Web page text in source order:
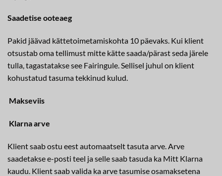
Saadetise ooteaeg
Pakid jäävad kättetoimetamiskohta 10 päevaks. Kui klient
otsustab oma tellimust mitte kätte saada/pärast seda järele
tulla, tagastatakse see Fairingule. Sellisel juhul on klient
kohustatud tasuma tekkinud kulud.
Makseviis
Klarna arve
Klient saab ostu eest automaatselt tasuta arve. Arve
saadetakse e-posti teel ja selle saab tasuda ka Mitt Klarna
kaudu. Klient saab valida ka arve tasumise osamaksetena